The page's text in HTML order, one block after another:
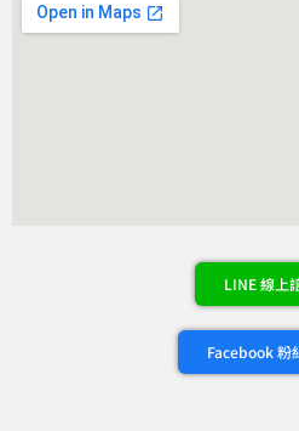
LINE 線上
Facebook 粉